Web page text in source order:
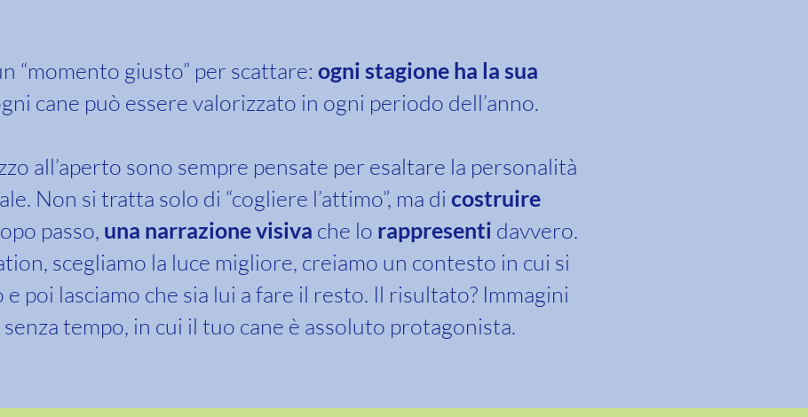
“momento giusto” per scattare: ogni stagione ha la sua
cane può essere valorizzato in ogni periodo dell’anno.
all’aperto sono sempre pensate per esaltare la personalità
Non si tratta solo di “cogliere l’attimo”, ma di costruire
passo, una narrazione visiva che lo rappresenti davvero.
scegliamo la luce migliore, creiamo un contesto in cui si
e poi lasciamo che sia lui a fare il resto. Il risultato? Immagini
tempo, in cui il tuo cane è assoluto protagonista.